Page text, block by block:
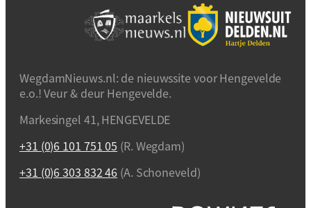
WegdamNieuws.nl: de nieuwssite voor Hengevelde
e.o.! Veur & deur Hengevelde.
Markesingel 41, HENGEVELDE
+31 (0)6 101 751 05 (R. Wegdam)
+31 (0)6 303 832 46 (A. Schoneveld)